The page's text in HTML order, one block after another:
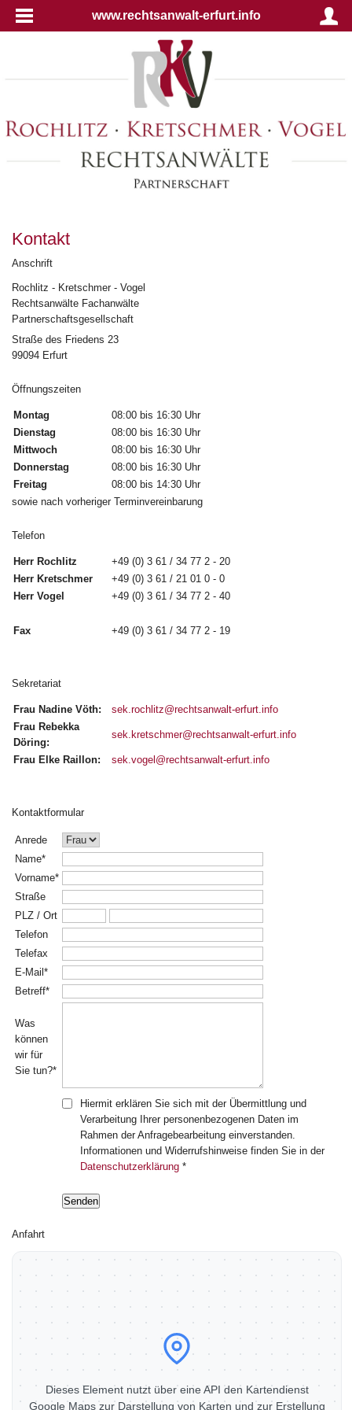
www.rechtsanwalt-erfurt.info
Kontakt
Anschrift
Rochlitz - Kretschmer - Vogel
Rechtsanwälte Fachanwälte
Partnerschaftsgesellschaft
Straße des Friedens 23
99094 Erfurt
Öffnungszeiten
Montag
08:00 bis 16:30 Uhr
Dienstag
08:00 bis 16:30 Uhr
Mittwoch
08:00 bis 16:30 Uhr
Donnerstag
08:00 bis 16:30 Uhr
Freitag
08:00 bis 14:30 Uhr
sowie nach vorheriger Terminvereinbarung
Telefon
Herr Rochlitz
+49 (0) 3 61 / 34 77 2 - 20
Herr Kretschmer
+49 (0) 3 61 / 21 01 0 - 0
Herr Vogel
+49 (0) 3 61 / 34 77 2 - 40
Fax +49 (0) 3 61 / 34 77 2 - 19
Sekretariat
Frau Nadine Vöth:
sek.rochlitz@rechtsanwalt-erfurt.info
Frau Rebekka
Döring:
sek.kretschmer@rechtsanwalt-erfurt.info
Frau Elke Raillon: sek.vogel@rechtsanwalt-erfurt.info
Kontaktformular
Anrede
Name*
Vorname*
Straße
PLZ / Ort
Telefon
Telefax
E-Mail*
Betreff*
Was
können
wir für
Sie tun?*
Hiermit erklären Sie sich mit der Übermittlung und
Verarbeitung Ihrer personenbezogenen Daten im
Rahmen der Anfragebearbeitung einverstanden.
Informationen und Widerrufshinweise finden Sie in der
Datenschutzerklärung *
Anfahrt
Dieses Element nutzt über eine API den Kartendienst
Google Maps zur Darstellung von Karten und zur Erstellung